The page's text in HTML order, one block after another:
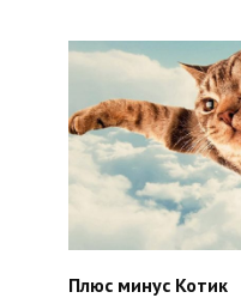
Плюс минус Котик